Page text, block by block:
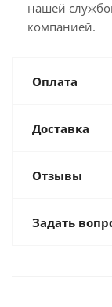
нашей
компанией.
Оплата
Доставка
Отзывы
Задать